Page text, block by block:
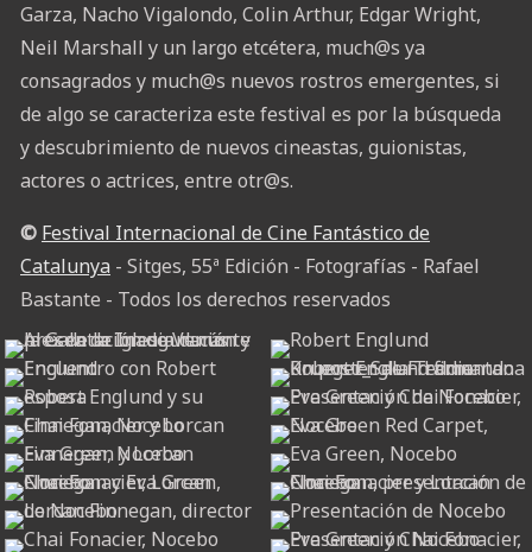
Garza, Nacho Vigalondo, Colin Arthur, Edgar Wright,
Neil Marshall y un largo etcétera, much@s ya
consagrados y much@s nuevos rostros emergentes, si
de algo se caracteriza este festival es por la búsqueda
y descubrimiento de nuevos cineastas, guionistas,
actores o actrices, entre otr@s.
© Festival Internacional de Cine Fantástico de
Catalunya - Sitges, 55ª Edición - Fotografías - Rafael
Bastante - Todos los derechos reservados